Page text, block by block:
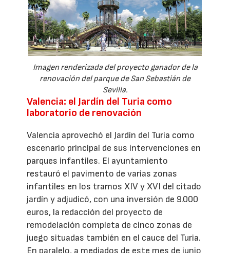
Imagen renderizada del proyecto ganador de la
renovación del parque de San Sebastián de
Sevilla.
Valencia: el Jardín del Turia como
laboratorio de renovación
Valencia aprovechó el Jardín del Turia como
escenario principal de sus intervenciones en
parques infantiles. El ayuntamiento
restauró el pavimento de varias zonas
infantiles en los tramos XIV y XVI del citado
jardín y adjudicó, con una inversión de 9.000
euros, la redacción del proyecto de
remodelación completa de cinco zonas de
juego situadas también en el cauce del Turia.
En paralelo, a mediados de este mes de junio